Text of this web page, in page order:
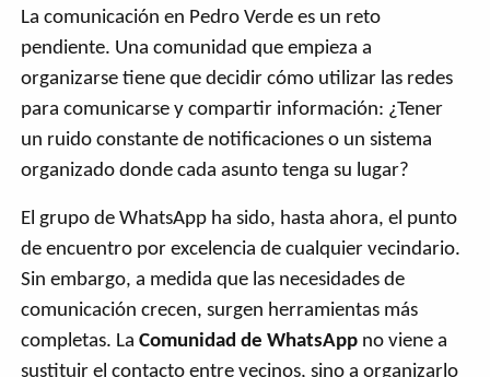
La comunicación en Pedro Verde es un reto
pendiente. Una comunidad que empieza a
organizarse tiene que decidir cómo utilizar las redes
para comunicarse y compartir información: ¿Tener
un ruido constante de notificaciones o un sistema
organizado donde cada asunto tenga su lugar?
El grupo de WhatsApp ha sido, hasta ahora, el punto
de encuentro por excelencia de cualquier vecindario.
Sin embargo, a medida que las necesidades de
comunicación crecen, surgen herramientas más
completas. LaComunidad de WhatsApp no viene a
sustituir el contacto entre vecinos, sino a organizarlo